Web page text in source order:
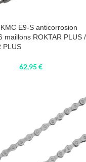
E9-S anticorrosion
maillons ROKTAR PLUS /
PLUS
62,95€